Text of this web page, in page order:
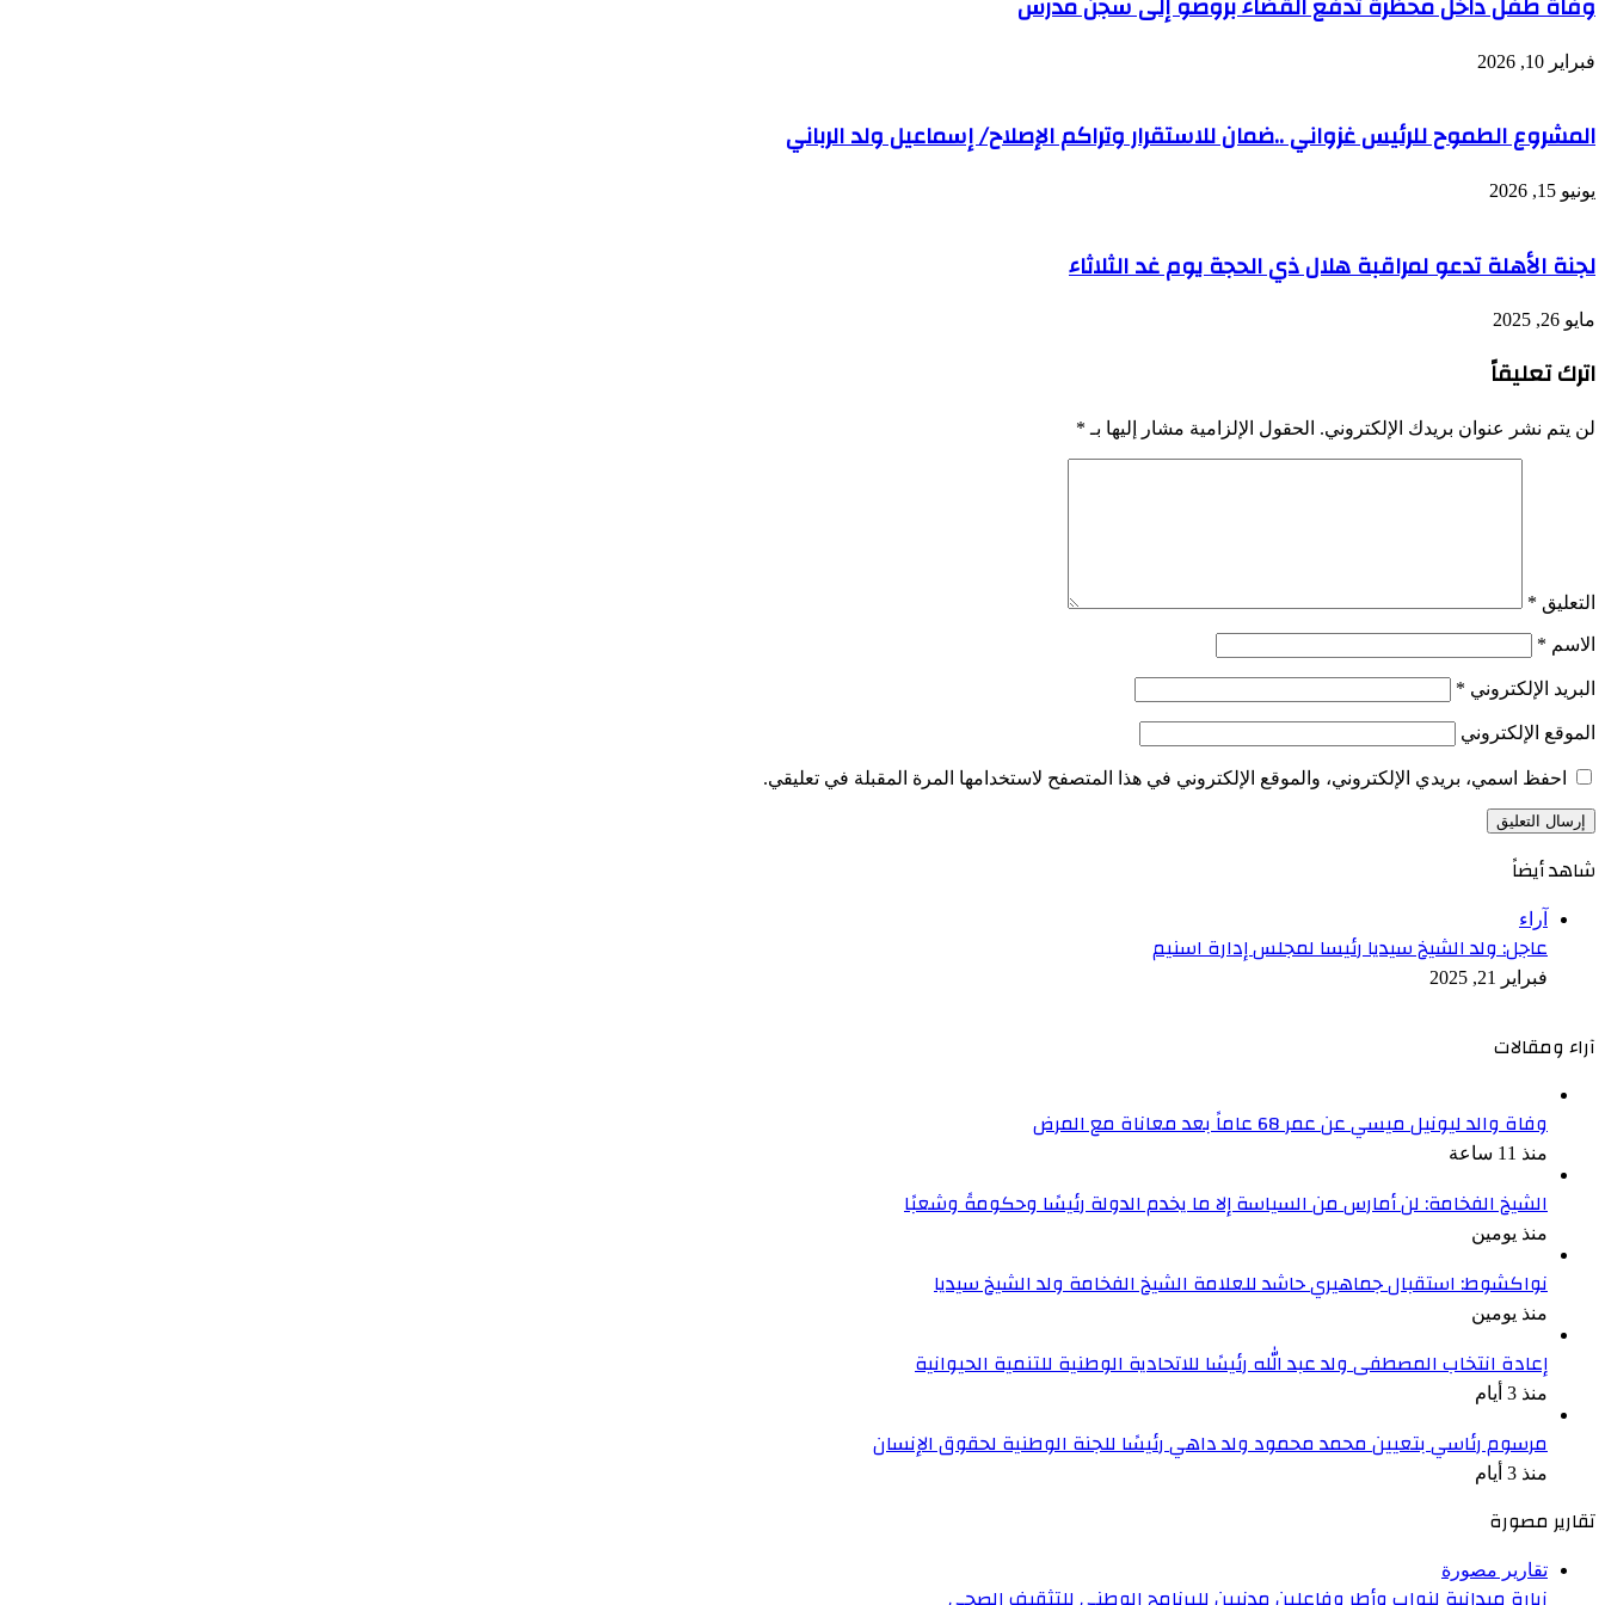
فبراير 10, 2026
المشروع الطموح للرئيس غزواني ..ضمان للاستقرار وتراكم الإصلاح/ إسماعيل ولد الرباني
يونيو 15, 2026
لجنة الأهلة تدعو لمراقبة هلال ذي الحجة يوم غد الثلاثاء
مايو 26, 2025
اترك تعليقاً
لن يتم نشر عنوان بريدك الإلكتروني. الحقول الإلزامية مشار إليها بـ *
التعليق *
الاسم *
البريد الإلكتروني *
الموقع الإلكتروني
احفظ اسمي، بريدي الإلكتروني، والموقع الإلكتروني في هذا المتصفح لاستخدامها المرة المقبلة في تعليقي.
شاهد أيضاً
آراء
عاجل: ولد الشيخ سيديا رئيسا لمجلس إدارة اسنيم
فبراير 21, 2025
آراء ومقالات
وفاة والد ليونيل ميسي عن عمر 68 عاماً بعد معاناة مع المرض
منذ 11 ساعة
الشيخ الفخامة: لن أمارس من السياسة إلا ما يخدم الدولة رئيسًا وحكومةً وشعبًا
منذ يومين
نواكشوط: استقبال جماهيري حاشد للعلامة الشيخ الفخامة ولد الشيخ سيديا
منذ يومين
إعادة انتخاب المصطفى ولد عبد الله رئيسًا للاتحادية الوطنية للتنمية الحيوانية
منذ 3 أيام
مرسوم رئاسي بتعيين محمد محمود ولد داهي رئيسًا للجنة الوطنية لحقوق الإنسان
منذ 3 أيام
تقارير مصورة
تقارير مصورة